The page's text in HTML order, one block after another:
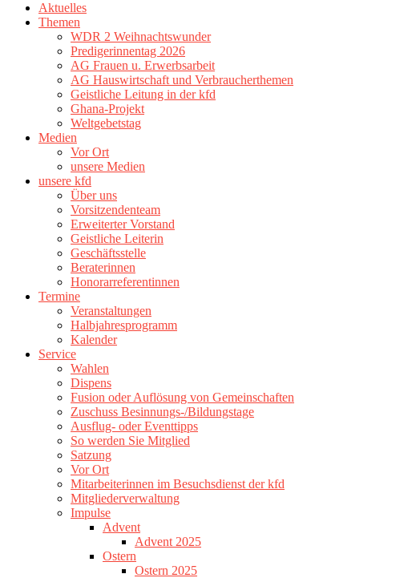
Aktuelles
Themen
WDR 2 Weihnachtswunder
Predigerinnentag 2026
AG Frauen u. Erwerbsarbeit
AG Hauswirtschaft und Verbraucherthemen
Geistliche Leitung in der kfd
Ghana-Projekt
Weltgebetstag
Medien
Vor Ort
unsere Medien
unsere kfd
Über uns
Vorsitzendenteam
Erweiterter Vorstand
Geistliche Leiterin
Geschäftsstelle
Beraterinnen
Honorarreferentinnen
Termine
Veranstaltungen
Halbjahresprogramm
Kalender
Service
Wahlen
Dispens
Fusion oder Auflösung von Gemeinschaften
Zuschuss Besinnungs-/Bildungstage
Ausflug- oder Eventtipps
So werden Sie Mitglied
Satzung
Vor Ort
Mitarbeiterinnen im Besuchsdienst der kfd
Mitgliederverwaltung
Impulse
Advent
Advent 2025
Ostern
Ostern 2025